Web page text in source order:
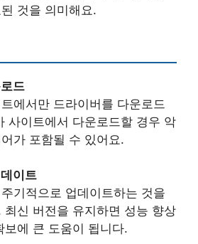
것을 의미해요.
드
에서만 드라이버를 다운로드
사이트에서 다운로드할 경우 악
가 포함될 수 있어요.
이트
기적으로 업데이트하는 것을
최신 버전을 유지하면 성능 향상
보에 큰 도움이 됩니다.